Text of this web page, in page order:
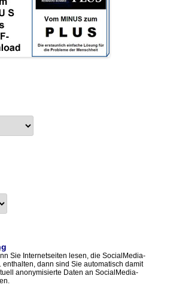
Sie Internetseiten lesen, die SocialMedia-
enthalten, dann sind Sie automatisch damit
anonymisierte Daten an SocialMedia-